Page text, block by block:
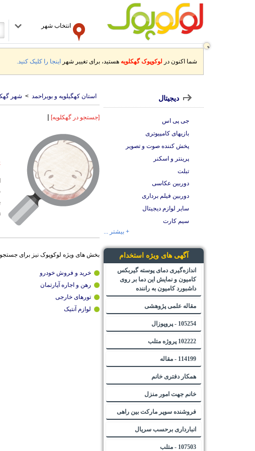
انتخاب شهر
شما اکنون در لوکوپوک گهکلویه هستید، برای تغییر شهر اینجا را کلیک کنید.
استان کهگیلویه و بویراحمد > شهر
[جستجو در گهکلویه] |
بخش های ویژه لوکوپوک نیز برای
خرید و فروش خودرو
رهن و اجاره آپارتمان
تورهای خارجی
لوازم آنتیک
دیجیتال
جی پی اس
بازیهای کامپیوتری
پخش کننده صوت و تصویر
پرینتر و اسکنر
تبلت
دوربین عکاسی
دوربین فیلم برداری
سایر لوازم دیجیتال
سیم کارت
+ بیشتر ...
آگهی های ویژه استخدام
اندازه‌گیری دمای پوسته گیربکس
کامیون و نمایش این دما بر روی
داشبورد کامیون به راننده
مقاله علمی پژوهشی
105254 - پروپوزال
102222 پروژه متلب
114199 - مقاله
همکار دفتری خانم
خانم جهت امور منزل
فروشنده سوپر مارکت بین راهی
انبارداری برحسب سریال
107503 - متلب